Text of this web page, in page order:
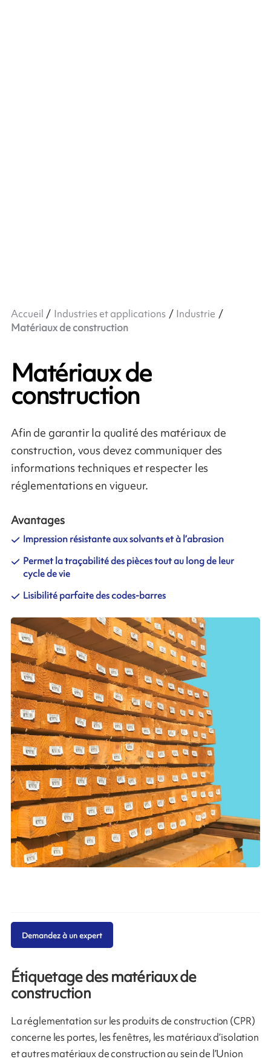
Accueil Industries et applications
Industrie
Matériaux de construction
Matériaux de
construction
Afin de garantir la qualité des matériaux de
construction, vous devez communiquer des
informations techniques et respecter les
réglementations en vigueur.
Avantages
Impression résistante aux solvants et à l’abrasion
Permet la traçabilité des pièces tout au long de leur
cycle de vie
Lisibilité parfaite des codes-barres
Étiquetage des matériaux de
construction
La réglementation sur les produits de construction (CPR)
concerne les portes, les fenêtres, les matériaux d’isolation
et autres matériaux de construction au sein de l’Union
Demandez à un expert